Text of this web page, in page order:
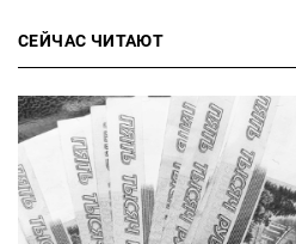
СЕЙЧАС ЧИТАЮТ